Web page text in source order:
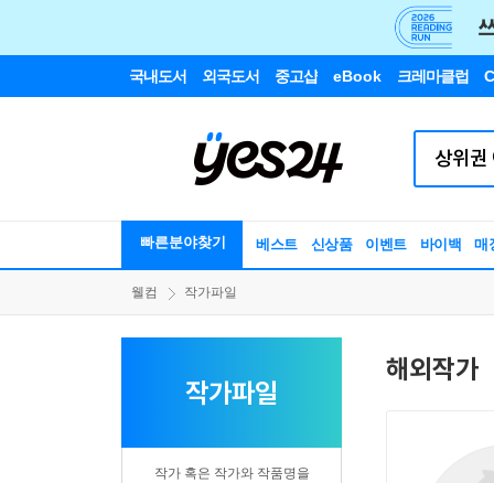
국내도서 외국도서 중고샵 eBook 크레마클럽
빠른분야찾기 베스트 신상품 이벤트 바이백 매
웰컴 작가파일
작가파일
작가 혹은 작가와 작품명을
해외작가